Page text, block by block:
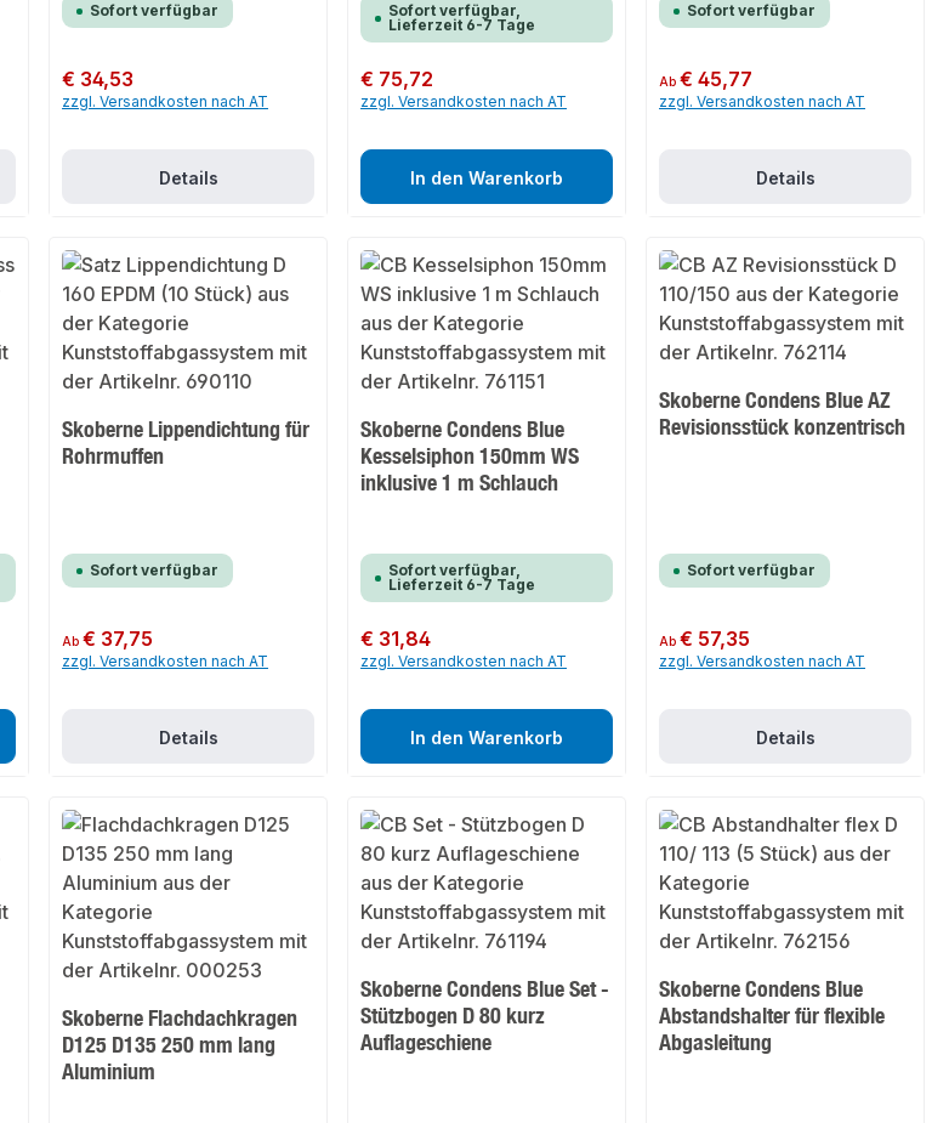
Sofort verfügbar
Regulärer Preis:
€ 34,53
zzgl. Versandkosten nach AT
Details
Sofort verfügbar,
Lieferzeit 6-7 Tage
Regulärer Preis:
€ 75,72
zzgl. Versandkosten nach AT
In den Warenkorb
Sofort verfügbar
Regulärer Preis:
Ab€ 45,77
zzgl. Versandkosten nach AT
Details
Skoberne Lippendichtung für
Rohrmuffen
Sofort verfügbar
Regulärer Preis:
Ab€ 37,75
zzgl. Versandkosten nach AT
Details
Skoberne Condens Blue
Kesselsiphon 150mm WS
inklusive 1 m Schlauch
Sofort verfügbar,
Lieferzeit 6-7 Tage
Regulärer Preis:
€ 31,84
zzgl. Versandkosten nach AT
In den Warenkorb
Skoberne Condens Blue AZ
Revisionsstück konzentrisch
Sofort verfügbar
Regulärer Preis:
Ab€ 57,35
zzgl. Versandkosten nach AT
Details
Skoberne Flachdachkragen
D125 D135 250 mm lang
Aluminium
Skoberne Condens Blue Set -
Stützbogen D 80 kurz
Auflageschiene
Skoberne Condens Blue
Abstandshalter für flexible
Abgasleitung